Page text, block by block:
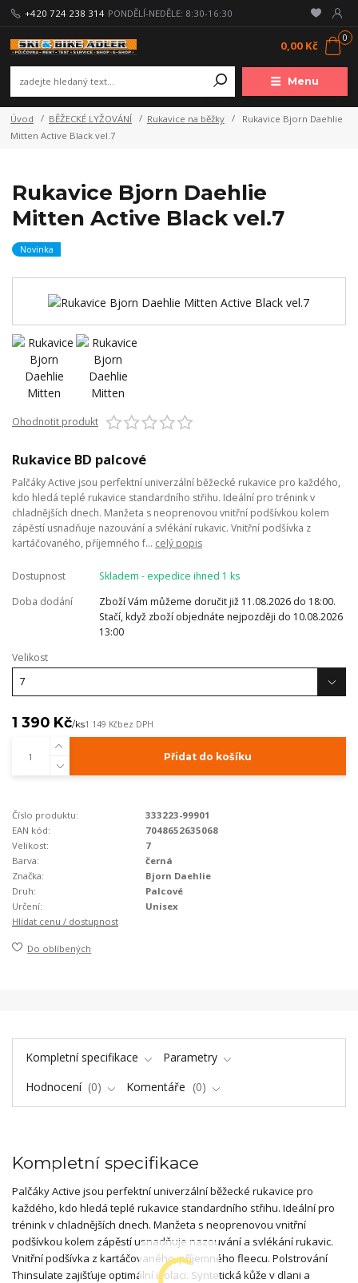
Menu
+420 724 238 314 PONDĚLÍ-NEDĚLE: 8:30-16:30
0
0,00 Kč
Úvod BĚŽECKÉ LYŽOVÁNÍ Rukavice na běžky
Rukavice Bjorn Daehlie
Mitten Active Black vel.7
Rukavice Bjorn Daehlie
Mitten Active Black vel.7
Novinka
Ohodnotit produkt
Rukavice BD palcové
Palčáky Active jsou perfektní univerzální běžecké rukavice pro každého,
kdo hledá teplé rukavice standardního střihu. Ideální pro trénink v
chladnějších dnech. Manžeta s neoprenovou vnitřní podšívkou kolem
zápěstí usnadňuje nazouvání a svlékání rukavic. Vnitřní podšívka z
kartáčovaného, příjemného f... celý popis
Dostupnost
Skladem - expedice ihned 1 ks
Doba dodání
Zboží Vám můžeme doručit již 11.08.2026 do 18:00.
Stačí, když zboží objednáte nejpozději do 10.08.2026
13:00
Velikost
1 390 Kč/ks1 149 Kčbez DPH
Přidat do košíku
Číslo produktu:
333223-99901
EAN kód:
7048652635068
Velikost:
7
Barva:
černá
Značka:
Bjorn Daehlie
Druh:
Palcové
Určení:
Unisex
Hlídat cenu / dostupnost
Do oblíbených
Kompletní specifikace
Parametry
Hodnocení
0 Komentáře 0
Kompletní specifikace
Palčáky Active jsou perfektní univerzální běžecké rukavice pro
každého, kdo hledá teplé rukavice standardního střihu. Ideální pro
trénink v chladnějších dnech. Manžeta s neoprenovou vnitřní
podšívkou kolem zápěstí usnadňuje nazouvání a svlékání rukavic.
Vnitřní podšívka z kartáčovaného, příjemného fleecu. Polstrování
Thinsulate zajišťuje optimální izolaci. Syntetická kůže v dlani a